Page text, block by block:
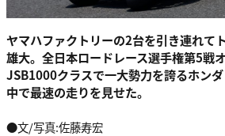
ヤマハファクトリーの2台を引き連れて
雄大。全日本ロードレース選手権第5戦
JSB1000クラスで一大勢力を誇るホン
中で最速の走りを見せた。
●文/写真:佐藤寿宏